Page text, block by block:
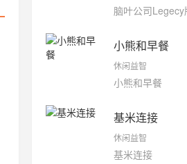
脑叶公司Legecy
小熊和早餐
休闲益智
小熊和早餐
基米连接
休闲益智
基米连接